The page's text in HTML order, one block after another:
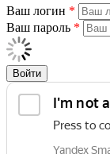
Ваш логин *
Ваш пароль *
Войти